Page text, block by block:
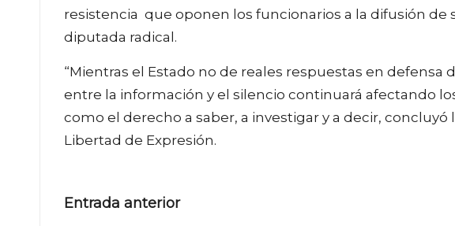
resistencia que oponen los funcionarios a la difusión de
diputada radical.
“Mientras el Estado no de reales respuestas en defensa
entre la información y el silencio continuará afectando
como el derecho a saber, a investigar y a decir,
Libertad de Expresión.
Navegación
Entrada anterior